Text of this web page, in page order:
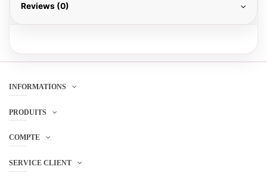
Reviews (0)
INFORMATIONS
PRODUITS
COMPTE
SERVICE CLIENT